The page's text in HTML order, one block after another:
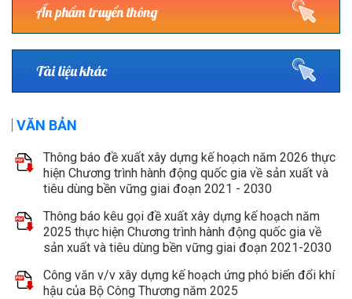
Ấn phẩm truyền thông
Tài liệu khác
VĂN BẢN
Thông báo đề xuất xây dựng kế hoạch năm 2026 thực
hiện Chương trình hành động quốc gia về sản xuất và
tiêu dùng bền vững giai đoạn 2021 - 2030
Thông báo kêu gọi đề xuất xây dựng kế hoạch năm
2025 thực hiện Chương trình hành động quốc gia về
sản xuất và tiêu dùng bền vững giai đoạn 2021-2030
Công văn v/v xây dựng kế hoạch ứng phó biến đổi khí
hậu của Bộ Công Thương năm 2025